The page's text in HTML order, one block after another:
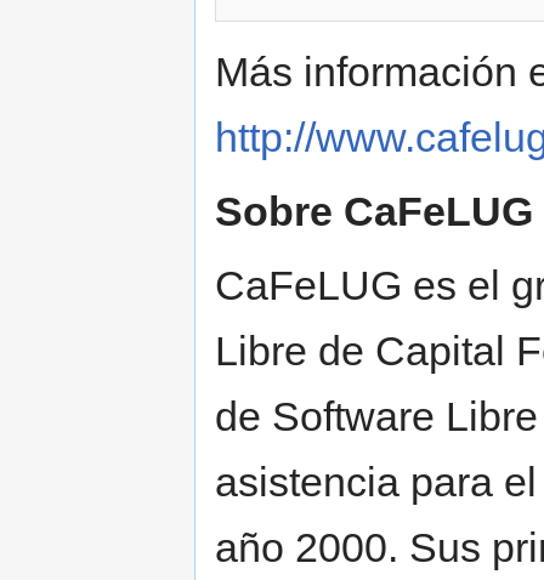
Más información
http://
Sobre CaFeLUG
CaFeLUG es el
Libre de Capital
de Software
asistencia para
año 2000. Sus